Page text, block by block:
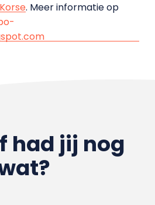
. Meer informatie op
had jij nog